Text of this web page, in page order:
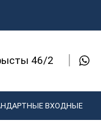
46/2
ВХОДНЫЕ